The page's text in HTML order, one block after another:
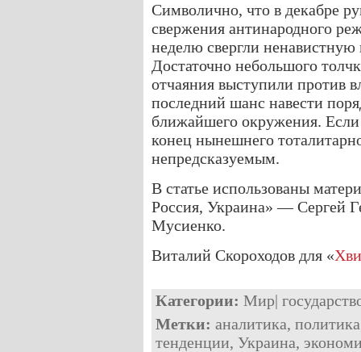
Символично, что в декабре
свержения антинародного
неделю свергли
Достаточно небольшого
отчаяния выступили против
последний шанс навести
ближайшего окружения.
конец нынешнего
непредсказуемым.
В статье использованы
Россия, Украина» — Сергей
Мусиенко.
Виталий Скороходов для «
Категории: Мир|
Метки: аналитика, политика
тенденции, Украина,